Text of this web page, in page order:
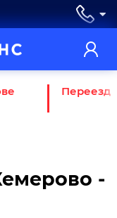
Переезд
-